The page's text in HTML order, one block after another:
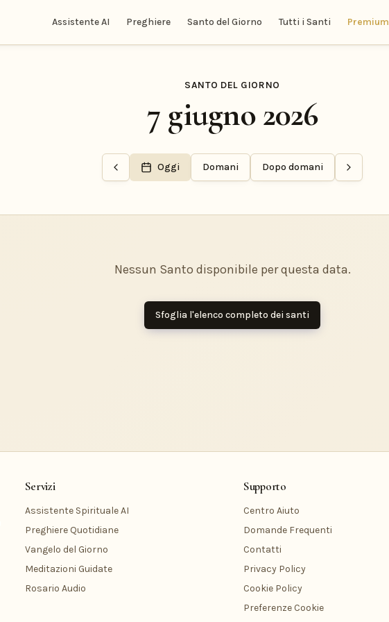
Assistente AI Preghiere Santo del Giorno Tutti i Santi Premium
SANTO DEL GIORNO
7 giugno 2026
Oggi Domani Dopo domani
Nessun Santo disponibile per questa data.
Sfoglia l'elenco completo dei santi
Servizi
Assistente Spirituale AI
Preghiere Quotidiane
Vangelo del Giorno
Meditazioni Guidate
Rosario Audio
Supporto
Centro Aiuto
Domande Frequenti
Contatti
Privacy Policy
Cookie Policy
Preferenze Cookie